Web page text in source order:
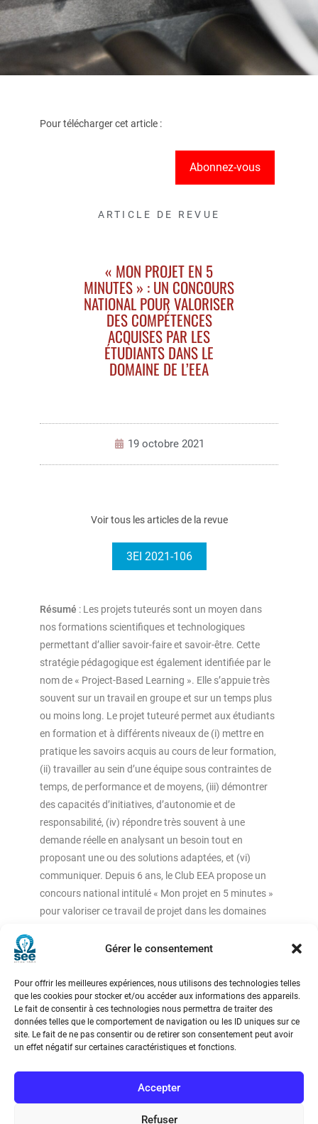
Gérer le consentement
Pour offrir les meilleures expériences, nous utilisons des technologies telles
que les cookies pour stocker et/ou accéder aux informations des appareils.
Le fait de consentir à ces technologies nous permettra de traiter des
données telles que le comportement de navigation ou les ID uniques sur ce
site. Le fait de ne pas consentir ou de retirer son consentement peut avoir
un effet négatif sur certaines caractéristiques et fonctions.
Accepter
Refuser
Pour télécharger cet article :
Abonnez-vous
ARTICLE DE REVUE
« MON PROJET EN 5
MINUTES » : UN CONCOURS
NATIONAL POUR VALORISER
DES COMPÉTENCES
ACQUISES PAR LES
ÉTUDIANTS DANS LE
DOMAINE DE L’EEA
19 octobre 2021
Voir tous les articles de la revue
3EI 2021-106
Résumé : Les projets tuteurés sont un moyen dans
nos formations scientifiques et technologiques
permettant d’allier savoir-faire et savoir-être. Cette
stratégie pédagogique est également identifiée par le
nom de « Project-Based Learning ». Elle s’appuie très
souvent sur un travail en groupe et sur un temps plus
ou moins long. Le projet tuteuré permet aux étudiants
en formation et à différents niveaux de (i) mettre en
pratique les savoirs acquis au cours de leur formation,
(ii) travailler au sein d’une équipe sous contraintes de
temps, de performance et de moyens, (iii) démontrer
des capacités d’initiatives, d’autonomie et de
responsabilité, (iv) répondre très souvent à une
demande réelle en analysant un besoin tout en
proposant une ou des solutions adaptées, et (vi)
communiquer. Depuis 6 ans, le Club EEA propose un
concours national intitulé « Mon projet en 5 minutes »
pour valoriser ce travail de projet dans les domaines
et Génie Industriel). Pour cela et lors d’une pré-
proposent une vidéo de 5 minutes afin de promouvoir
leur projet et leur organisation. Ils doivent également
décrire sur une page, l’objectif de leur formation et la
mission de leur projet. Des équipes sont ensuite
sélectionnées pour une finale en juin où les étudiants
présentent leur travail devant un jury constitué
d’industriels et d’universitaires. En pleine période de
pandémie internationale, cet article retrace